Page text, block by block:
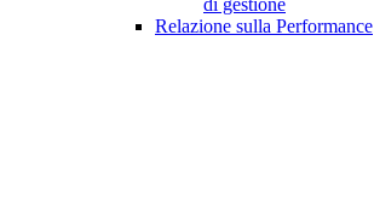
di gestione
Relazione sulla Performance